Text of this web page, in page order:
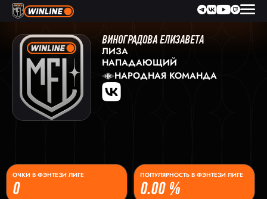
ВИНОГРАДОВА ЕЛИЗАВЕТА
ЛИЗА
НАПАДАЮЩИЙ
НАРОДНАЯ КОМАНДА
0
ОЧКИ В ФЭНТЕЗИ ЛИГЕ
0.00 %
ПОПУЛЯРНОСТЬ В ФЭНТЕЗИ ЛИГЕ